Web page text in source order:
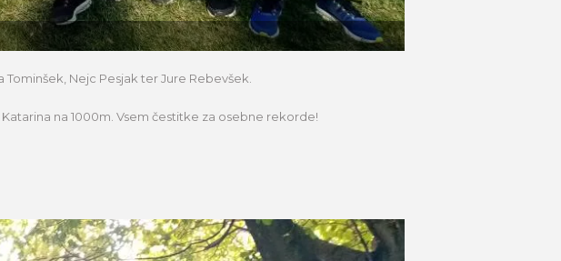
Tominšek, Nejc Pesjak ter Jure Rebevšek.
na 1000m. Vsem čestitke za osebne rekorde!